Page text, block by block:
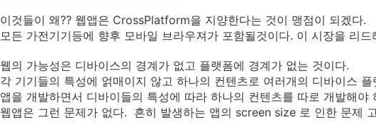
이것들이 왜?? 웹앱은 CrossPlatform을 지양한다는 것이 맹점이 되겠다.
모든 가전기기등에 향후 모바일 브라우져가 포함될것이다. 이 시장을 리
웹의 가능성은 디바이스의 경계가 없고 플랫폼에 경계가 없는 것이다.
각 기기들의 특성에 얽매이지 않고 하나의 컨텐츠로 여러개의 디바이스
앱을 개발하면서 디바이들의 특성에 따라 하나의 컨텐츠를 따로 개발해야
웹앱은 그런 문제가 없다. 흔히 발생하는 앱의 screen size 로 인한 문제